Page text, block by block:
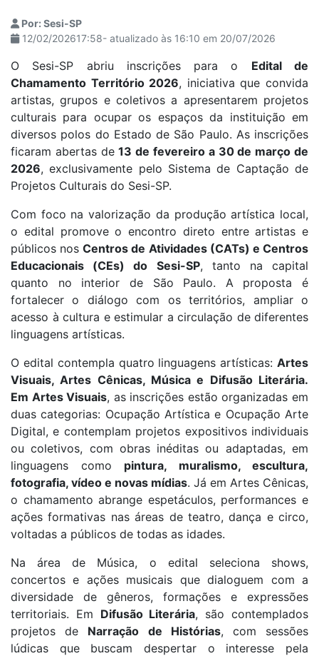
Por: Sesi-SP
12/02/202617:58- atualizado às 16:10 em 20/07/2026
O Sesi-SP abriu inscrições para o Edital de
Chamamento Território 2026, iniciativa que convida
artistas, grupos e coletivos a apresentarem projetos
culturais para ocupar os espaços da instituição em
diversos polos do Estado de São Paulo. As inscrições
ficaram abertas de13 de fevereiro a 30 de março de
2026, exclusivamente pelo Sistema de Captação de
Projetos Culturais do Sesi-SP.
Com foco na valorização da produção artística local,
o edital promove o encontro direto entre artistas e
públicos nosCentros de Atividades (CATs) e Centros
Educacionais (CEs) do Sesi-SP, tanto na capital
quanto no interior de São Paulo. A proposta é
fortalecer o diálogo com os territórios, ampliar o
acesso à cultura e estimular a circulação de diferentes
linguagens artísticas.
O edital contempla quatro linguagens artísticas: Artes
Visuais, Artes Cênicas, Música e Difusão Literária.
Em Artes Visuais, as inscrições estão organizadas em
duas categorias: Ocupação Artística e Ocupação Arte
Digital, e contemplam projetos expositivos individuais
ou coletivos, com obras inéditas ou adaptadas, em
linguagens como pintura, muralismo, escultura,
fotografia, vídeo e novas mídias. Já em Artes Cênicas,
o chamamento abrange espetáculos, performances e
ações formativas nas áreas de teatro, dança e circo,
voltadas a públicos de todas as idades.
Na área de Música, o edital seleciona shows,
concertos e ações musicais que dialoguem com a
diversidade de gêneros, formações e expressões
territoriais. Em Difusão Literária, são contemplados
projetos de Narração de Histórias, com sessões
lúdicas que buscam despertar o interesse pela